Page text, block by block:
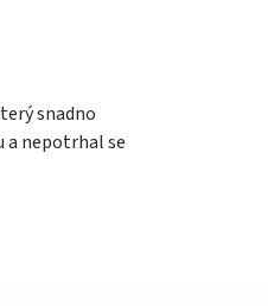
snadno
a nepotrhal se